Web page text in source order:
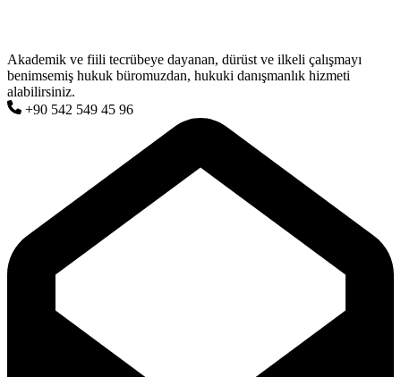
Akademik ve fiili tecrübeye dayanan, dürüst ve ilkeli çalışmayı
benimsemiş hukuk büromuzdan, hukuki danışmanlık hizmeti
alabilirsiniz.
+90 542 549 45 96